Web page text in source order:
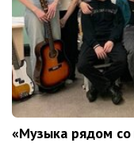
«Музыка рядом